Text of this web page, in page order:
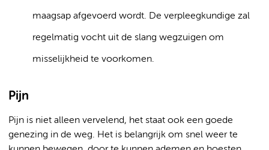
maagsap afgevoerd wordt. De verpleegkundige zal
regelmatig vocht uit de slang wegzuigen om
misselijkheid te voorkomen.
Pijn
Pijn is niet alleen vervelend, het staat ook een goede
genezing in de weg. Het is belangrijk om snel weer te